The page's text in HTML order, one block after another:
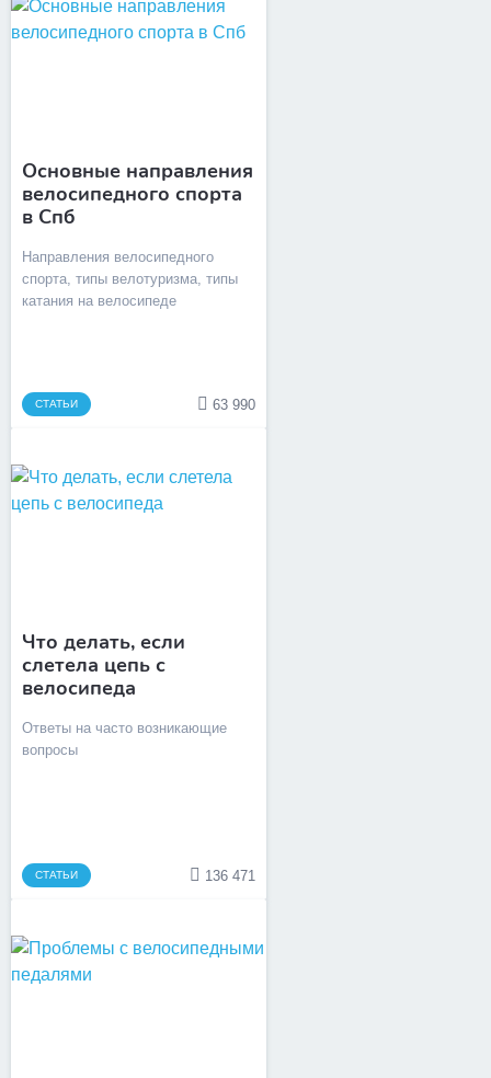
Основные направления
велосипедного спорта
в Спб
Направления велосипедного
спорта, типы велотуризма, типы
катания на велосипеде
СТАТЬИ 63 990
Что делать, если
слетела цепь с
велосипеда
Ответы на часто возникающие
вопросы
СТАТЬИ 136 471